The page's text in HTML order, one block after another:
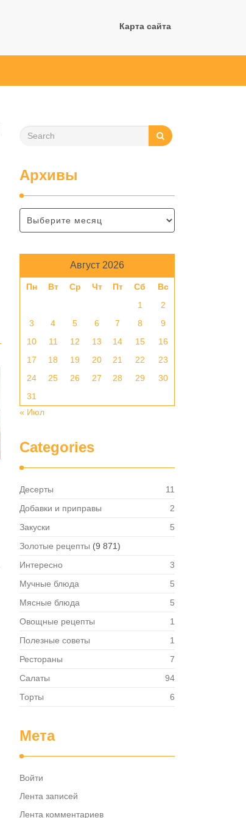
Карта сайта
Архивы
Август 2026
Пн Вт Ср Чт Пт Сб
Вс
1
2
3
4 5 6 7 8
9
10
11 12 13 14 15
16
17
18 19 20 21 22
23
24
25 26 27 28 29
30
31
« Июл
Categories
Десерты
11
Добавки и приправы
2
Закуски
5
Золотые рецепты (9 871)
Интересно
3
Мучные блюда
5
Мясные блюда
5
Овощные рецепты
1
Полезные советы
1
Рестораны
7
Салаты
94
Торты
6
Мета
Войти
Лента записей
Лента комментариев